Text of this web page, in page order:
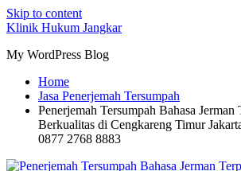
Skip to content
Klinik Hukum Jangkar
My WordPress Blog
Home
Jasa Penerjemah Tersumpah
Penerjemah Tersumpah Bahasa Jerman
Berkualitas di Cengkareng Timur
0877 2768 8883